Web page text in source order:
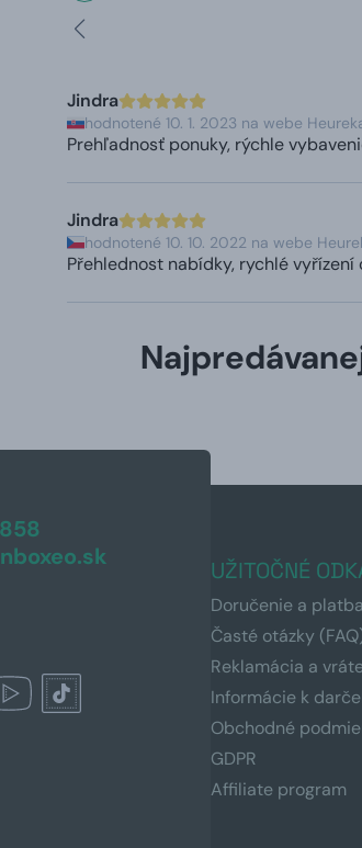
Jindra
hodnotené 10. 1. 2023 na webe
Prehľadnosť ponuky, rýchle
Jindra
hodnotené 10. 10. 2022 na webe
Přehlednost nabídky, rychlé vyřízení
UŽITOČNÉ
Doručenie a platba
Časté otázky
Reklamácia a
Informácie k
Obchodné
GDPR
Affiliate program